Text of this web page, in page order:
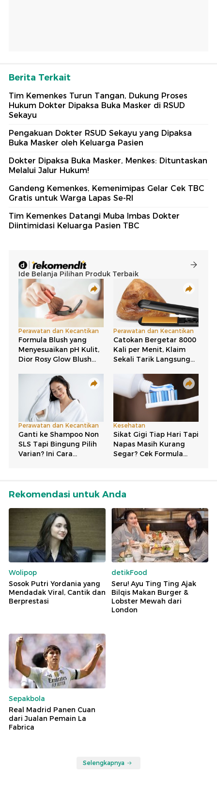
Berita Terkait
Tim Kemenkes Turun Tangan, Dukung Proses
Hukum Dokter Dipaksa Buka Masker di RSUD
Sekayu
Pengakuan Dokter RSUD Sekayu yang Dipaksa
Buka Masker oleh Keluarga Pasien
Dokter Dipaksa Buka Masker, Menkes: Dituntaskan
Melalui Jalur Hukum!
Gandeng Kemenkes, Kemenimipas Gelar Cek TBC
Gratis untuk Warga Lapas Se-RI
Tim Kemenkes Datangi Muba Imbas Dokter
Diintimidasi Keluarga Pasien TBC
Rekomendasi untuk Anda
Wolipop
Sosok Putri Yordania yang
Mendadak Viral, Cantik dan
Berprestasi
detikFood
Seru! Ayu Ting Ting Ajak
Bilqis Makan Burger &
Lobster Mewah dari
London
Sepakbola
Real Madrid Panen Cuan
dari Jualan Pemain La
Fabrica
Selengkapnya